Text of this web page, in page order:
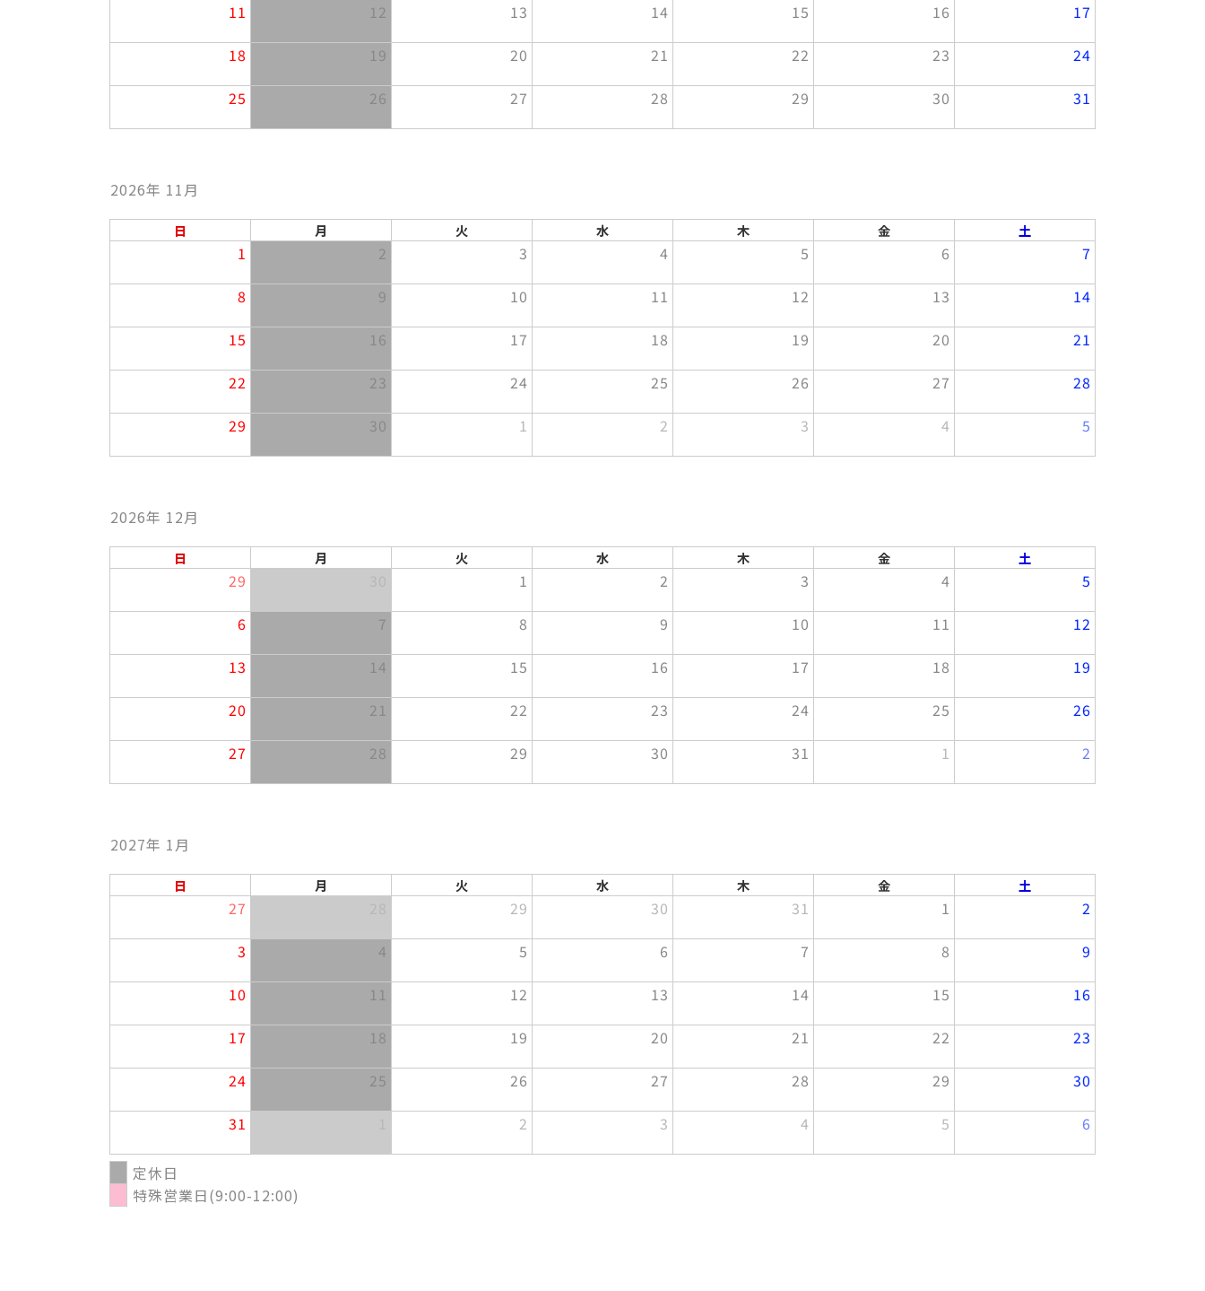
11
12 13 14 15 16
17
18
19 20 21 22 23
24
25
26 27 28 29 30 31
2026年 11月
日 月 火 水 木 金 土
1 2 3 4 5 6
7
8
9 10 11 12 13
14
15
16 17 18 19 20
21
22
23 24 25 26 27
28
29
30 1 2 3 4 5
2026年 12月
日 月 火 水 木 金 土
29 1 2 3 4
5
6
7 8 9 10 11
12
13
14 15 16 17 18
19
20
21 22 23 24 25
26
27
28 29 30 31 1 2
2027年 1月
日 月 火 水 木 金 土
27 29 30 31 1
2
3
4 5 6 7 8
9
10
11 12 13 14 15
16
17
18 19 20 21 22
23
24
25 26 27 28 29
30
31
2 3 4 5 6
定休日
特殊営業日(9:00-12:00)